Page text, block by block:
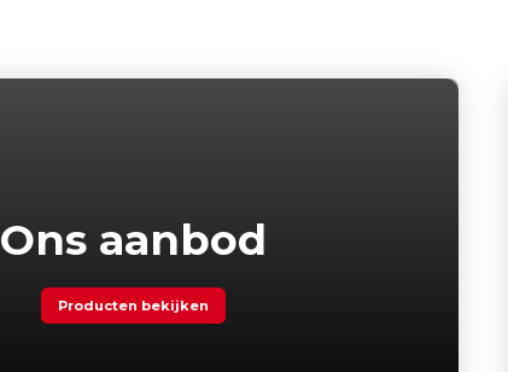
Ons aanbod
Producten bekijken